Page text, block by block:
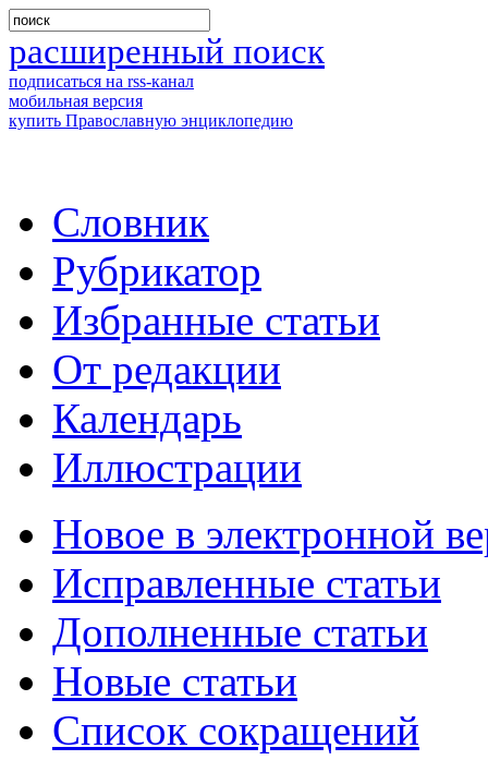
расширенный поиск
подписаться на rss-канал
мобильная версия
купить Православную энциклопедию
Словник
Рубрикатор
Избранные статьи
От редакции
Календарь
Иллюстрации
Новое в электронной
Исправленные статьи
Дополненные статьи
Новые статьи
Список сокращений